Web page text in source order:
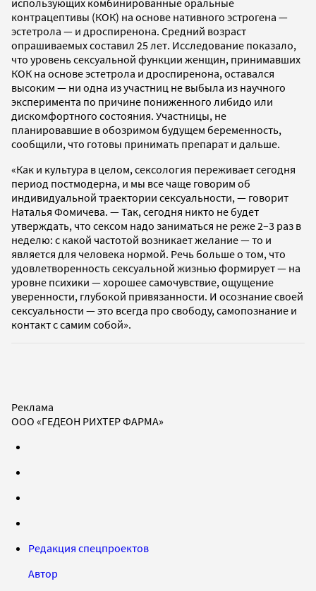
использующих комбинированные оральные
контрацептивы (КОК) на основе нативного эстрогена —
эстетрола — и дроспиренона. Средний возраст
опрашиваемых составил 25 лет. Исследование показало,
что уровень сексуальной функции женщин, принимавших
КОК на основе эстетрола и дроспиренона, оставался
высоким — ни одна из участниц не выбыла из научного
эксперимента по причине пониженного либидо или
дискомфортного состояния. Участницы, не
планировавшие в обозримом будущем беременность,
сообщили, что готовы принимать препарат и дальше.
«Как и культура в целом, сексология переживает сегодня
период постмодерна, и мы все чаще говорим об
индивидуальной траектории сексуальности, — говорит
Наталья Фомичева. — Так, сегодня никто не будет
утверждать, что сексом надо заниматься не реже 2–3 раз в
неделю: с какой частотой возникает желание — то и
является для человека нормой. Речь больше о том, что
удовлетворенность сексуальной жизнью формирует — на
уровне психики — хорошее самочувствие, ощущение
уверенности, глубокой привязанности. И осознание своей
сексуальности — это всегда про свободу, самопознание и
контакт с самим собой».
Реклама
ООО «ГЕДЕОН РИХТЕР ФАРМА»
Редакция спецпроектов
Автор